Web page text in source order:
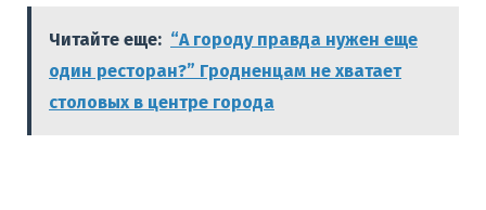
Читайте еще: “А городу правда нужен еще
один ресторан?” Гродненцам не хватает
столовых в центре города